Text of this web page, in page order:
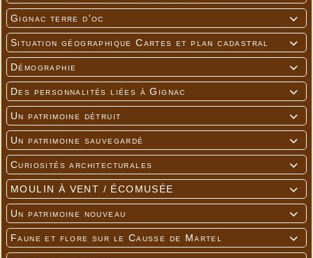

Gignac terre d'oc

Situation géographique Cartes et plan cadastral

Démographie

Des personnalités liées à Gignac

Un patrimoine détruit

Un patrimoine sauvegardé

Curiosités architecturales

MOULIN À VENT / ÉCOMUSÉE

Un patrimoine nouveau

Faune et flore sur le Causse de Martel